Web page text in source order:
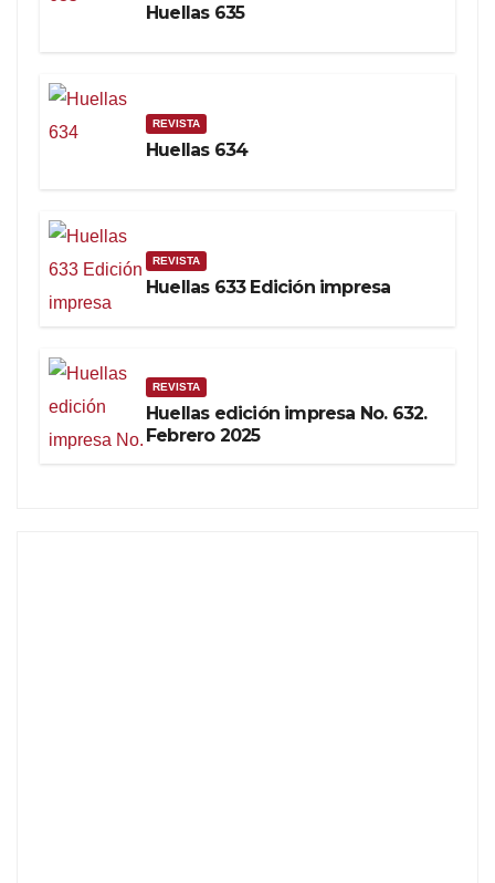
Huellas 635
REVISTA
Huellas 634
REVISTA
Huellas 633 Edición impresa
REVISTA
Huellas edición impresa No. 632.
Febrero 2025